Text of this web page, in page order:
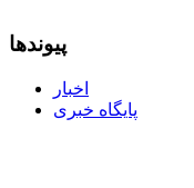
پیوندها
اخبار
پایگاه خبری